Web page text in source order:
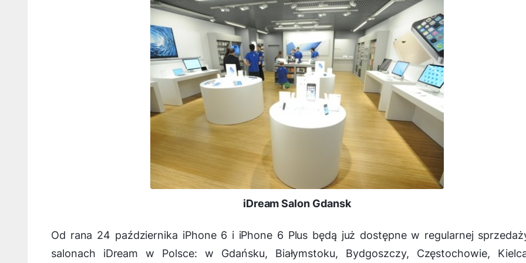
iDream Salon Gdansk
Od rana 24 października iPhone 6 i iPhone 6 Plus będą już dostępne w regularnej
salonach iDream w Polsce: w Gdańsku, Białymstoku, Bydgoszczy, Częstochowie,